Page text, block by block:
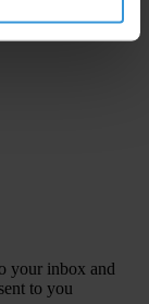
your inbox and
to you